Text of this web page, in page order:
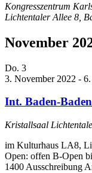
Kongresszentrum
Lichtentaler Allee 8,
November
Do. 3
3. November 2022 -
Int. Baden-
Kristallsaal
im Kulturhaus LA8,
Open: offen B-Open
1400 Ausschreibung